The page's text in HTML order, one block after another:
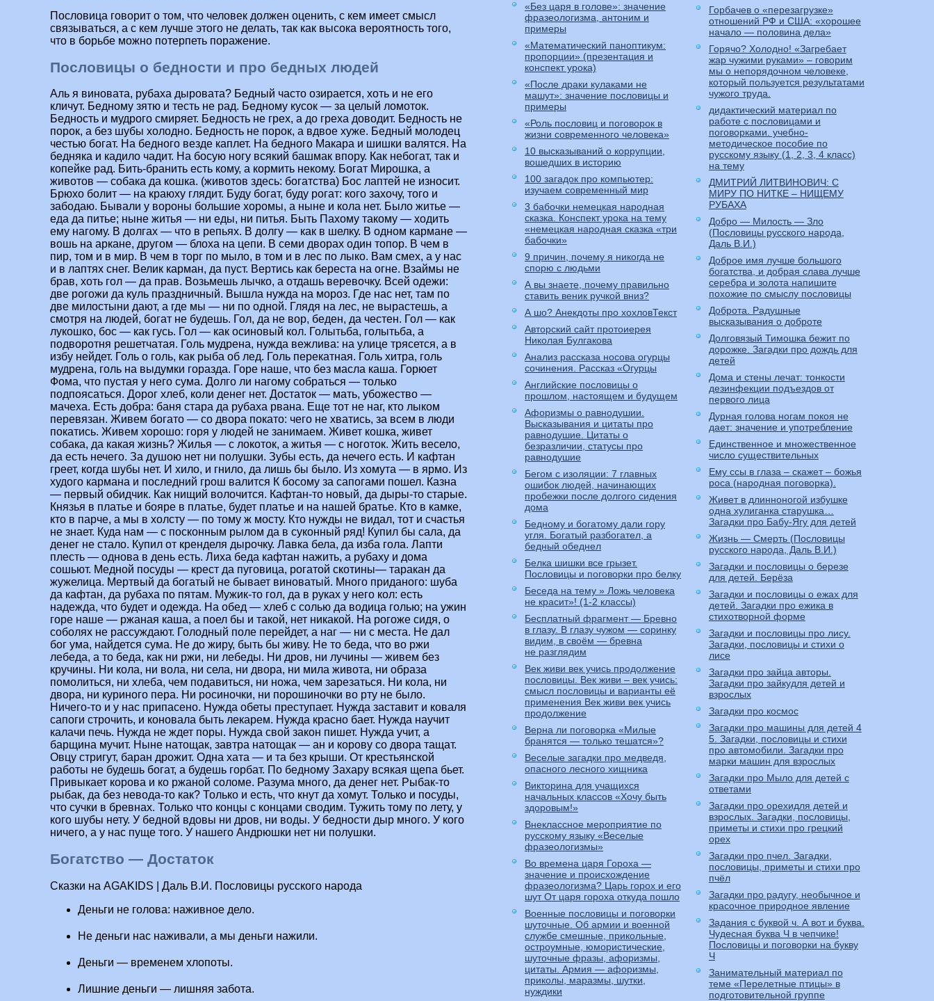
Пословица говорит о том, что человек должен оценить, с кем имеет смысл
связываться, а с кем лучше этого не делать, так как высока вероятность того,
что в борьбе можно потерпеть поражение.
Пословицы о бедности и про бедных людей
Аль я виновата, рубаха дыровата? Бедный часто озирается, хоть и не его
кличут. Бедному зятю и тесть не рад. Бедному кусок — за целый ломоток.
Бедность и мудрого смиряет. Бедность не грех, а до греха доводит. Бедность не
порок, а без шубы холодно. Бедность не порок, а вдвое хуже. Бедный молодец
честью богат. На бедного везде каплет. На бедного Макара и шишки валятся. На
бедняка и кадило чадит. На босую ногу всякий башмак впору. Как небогат, так и
копейке рад. Бить-бранить есть кому, а кормить некому. Богат Мирошка, а
животов — собака да кошка. (животов здесь: богатства) Бос лаптей не износит.
Брюхо болит — на краюху глядит. Буду богат, буду рогат: кого захочу, того и
забодаю. Бывали у вороны большие хоромы, а ныне и кола нет. Было житье —
еда да питье; ныне житья — ни еды, ни питья. Быть Пахому такому — ходить
ему нагому. В долгах — что в репьях. В долгу — как в шелку. В одном кармане —
вошь на аркане, другом — блоха на цепи. В семи дворах один топор. В чем в
пир, том и в мир. В чем в торг по мыло, в том и в лес по лыко. Вам смех, а у нас
и в лаптях снег. Велик карман, да пуст. Вертись как береста на огне. Взаймы не
брав, хоть гол — да прав. Возьмешь лычко, а отдашь веревочку. Всей одежи:
две рогожи да куль праздничный. Вышла нужда на мороз. Где нас нет, там по
две милостыни дают, а где мы — ни по одной. Глядя на лес, не вырастешь, а
смотря на людей, богат не будешь. Гол, да не вор, беден, да честен. Гол — как
лукошко, бос — как гусь. Гол — как осиновый кол. Голытьба, голытьба, а
подворотня решетчатая. Голь мудрена, нужда вежлива: на улице трясется, а в
избу нейдет. Голь о голь, как рыба об лед. Голь перекатная. Голь хитра, голь
мудрена, голь на выдумки горазда. Горе наше, что без масла каша. Горюет
Фома, что пустая у него сума. Долго ли нагому собраться — только
подпоясаться. Дорог хлеб, коли денег нет. Достаток — мать, убожество —
мачеха. Есть добра: баня стара да рубаха рвана. Еще тот не наг, кто лыком
перевязан. Живем богато — со двора покато: чего не хватись, за всем в люди
покатись. Живем хорошо: горя у людей не занимаем. Живет кошка, живет
собака, да какая жизнь? Жилья — с локоток, а житья — с ноготок. Жить весело,
да есть нечего. За душою нет ни полушки. Зубы есть, да нечего есть. И кафтан
греет, когда шубы нет. И хило, и гнило, да лишь бы было. Из хомута — в ярмо. Из
худого кармана и последний грош валится К босому за сапогами пошел. Казна
— первый обидчик. Как нищий волочится. Кафтан-то новый, да дыры-то старые.
Князья в платье и бояре в платье, будет платье и на нашей братье. Кто в камке,
кто в парче, а мы в холсту — по тому ж мосту. Кто нужды не видал, тот и счастья
не знает. Куда нам — с посконным рылом да в суконный ряд! Купил бы сала, да
денег не стало. Купил от кренделя дырочку. Лавка бела, да изба гола. Лапти
плесть — однова в день есть. Лиха беда кафтан нажить, а рубаху и дома
сошьют. Медной посуды — крест да пуговица, рогатой скотины— таракан да
жужелица. Мертвый да богатый не бывает виноватый. Много приданого: шуба
да кафтан, да рубаха по пятам. Мужик-то гол, да в руках у него кол: есть
надежда, что будет и одежда. На обед — хлеб с солью да водица голью; на ужин
горе наше — ржаная каша, а поел бы и такой, нет никакой. На рогоже сидя, о
соболях не рассуждают. Голодный поле перейдет, а наг — ни с места. Не дал
бог ума, найдется сума. Не до жиру, быть бы живу. Не то беда, что во ржи
лебеда, а то беда, как ни ржи, ни лебеды. Ни дров, ни лучины — живем без
кручины. Ни кола, ни вола, ни села, ни двора, ни мила живота, ни образа
помолиться, ни хлеба, чем подавиться, ни ножа, чем зарезаться. Ни кола, ни
двора, ни куриного пера. Ни росиночки, ни порошиночки во рту не было.
Ничего-то и у нас припасено. Нужда обеты преступает. Нужда заставит и коваля
сапоги строчить, и коновала быть лекарем. Нужда красно бает. Нужда научит
калачи печь. Нужда не ждет поры. Нужда свой закон пишет. Нужда учит, а
барщина мучит. Ныне натощак, завтра натощак — ан и корову со двора тащат.
Овцу стригут, баран дрожит. Одна хата — и та без крыши. От крестьянской
работы не будешь богат, а будешь горбат. По бедному Захару всякая щепа бьет.
Привыкает корова и ко ржаной соломе. Разума много, да денег нет. Рыбак-то
рыбак, да без невода-то как? Только и есть, что кнут да хомут. Только и посуды,
что сучки в бревнах. Только что концы с концами сводим. Тужить тому по лету, у
кого шубы нету. У бедной вдовы ни дров, ни воды. У бедности дыр много. У кого
ничего, а у нас пуще того. У нашего Андрюшки нет ни полушки.
Богатство — Достаток
Сказки на AGAKIDS | Даль В.И. Пословицы русского народа
Деньги не голова: наживное дело.
Не деньги нас наживали, а мы деньги нажили.
Деньги — временем хлопоты.
Лишние деньги — лишняя забота.
«Без царя в голове»: значение
фразеологизма, антоним и
примеры
«Математический паноптикум:
пропорции» (презентация и
конспект урока)
«После драки кулаками не
машут»: значение пословицы и
примеры
«Роль пословиц и поговорок в
жизни современного человека»
10 высказываний о коррупции,
вошедших в историю
100 загадок про компьютер:
изучаем современный мир
3 бабочки немецкая народная
сказка. Конспект урока на тему
«немецкая народная сказка «три
бабочки»
9 причин, почему я никогда не
спорю с людьми
А вы знаете, почему правильно
ставить веник ручкой вниз?
А шо? Анекдоты про хохловТекст
Авторский сайт протоиерея
Николая Булгакова
Анализ рассказа носова огурцы
сочинения. Рассказ «Огурцы
Английские пословицы о
прошлом, настоящем и будущем
Афоризмы о равнодушии.
Высказывания и цитаты про
равнодушие. Цитаты о
безразличии, статусы про
равнодушие
Бегом с изоляции: 7 главных
ошибок людей, начинающих
пробежки после долгого сидения
дома
Бедному и богатому дали гору
угля. Богатый разбогател, а
бедный обеднел
Белка шишки все грызет.
Пословицы и поговорки про белку
Беседа на тему » Ложь человека
не красит»! (1-2 классы)
Бесплатный фрагмент — Бревно
в глазу. В глазу чужом — соринку
видим, в своём — бревна
не разглядим
Век живи век учись продолжение
пословицы. Век живи – век учись:
смысл пословицы и варианты её
применения Век живи век учись
продолжение
Верна ли поговорка «Милые
бранятся — только тешатся»?
Веселые загадки про медведя,
опасного лесного хищника
Викторина для учащихся
начальных классов «Хочу быть
здоровым!»
Внеклассное мероприятие по
русскому языку «Веселые
фразеологизмы»
Во времена царя Гороха —
значение и происхождение
фразеологизма? Царь горох и его
шут От царя гороха откуда пошло
Военные пословицы и поговорки
шуточные. Об армии и военной
службе смешные, прикольные,
остроумные, юмористические,
шуточные фразы, афоризмы,
цитаты. Армия — афоризмы,
приколы, маразмы, шутки,
нуждики
Горбачев о «перезагрузке»
отношений РФ и США: «хорошее
начало — половина дела»
Горячо? Холодно! «Загребает
жар чужими руками» – говорим
мы о непорядочном человеке,
который пользуется результатами
чужого труда.
дидактический материал по
работе с пословицами и
поговорками. учебно-
методическое пособие по
русскому языку (1, 2, 3, 4 класс)
на тему
ДМИТРИЙ ЛИТВИНОВИЧ: С
МИРУ ПО НИТКЕ – НИЩЕМУ
РУБАХА
Добро — Милость — Зло
(Пословицы русского народа,
Даль В.И.)
Доброе имя лучше большого
богатства, и добрая слава лучше
серебра и золота напишите
похожие по смыслу пословицы
Доброта. Радушные
высказывания о доброте
Долговязый Тимошка бежит по
дорожке. Загадки про дождь для
детей
Дома и стены лечат: тонкости
дезинфекции подъездов от
первого лица
Дурная голова ногам покоя не
дает: значение и употребление
Единственное и множественное
число существительных
Ему ссы в глаза – скажет – божья
роса (народная поговорка).
Живет в длинноногой избушке
одна хулиганка старушка…
Загадки про Бабу-Ягу для детей
Жизнь — Смерть (Пословицы
русского народа, Даль В.И.)
Загадки и пословицы о березе
для детей. Берёза
Загадки и пословицы о ежах для
детей. Загадки про ежика в
стихотворной форме
Загадки и пословицы про лису.
Загадки, пословицы и стихи о
лисе
Загадки про зайца авторы.
Загадки про зайкудля детей и
взрослых
Загадки про космос
Загадки про машины для детей 4
5. Загадки, пословицы и стихи
про автомобили. Загадки про
марки машин для взрослых
Загадки про Мыло для детей с
ответами
Загадки про орехидля детей и
взрослых. Загадки, пословицы,
приметы и стихи про грецкий
орех
Загадки про пчел. Загадки,
пословицы, приметы и стихи про
пчёл
Загадки про радугу, необычное и
красочное природное явление
Задания с буквой ч. А вот и буква.
Чудесная буква Ч в чепчике!
Пословицы и поговорки на букву
Ч
Занимательный материал по
теме «Перелетные птицы» в
подготовительной группе